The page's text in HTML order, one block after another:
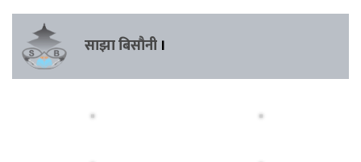
साझा बिसौनी ।